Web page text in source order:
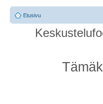
Etusivu